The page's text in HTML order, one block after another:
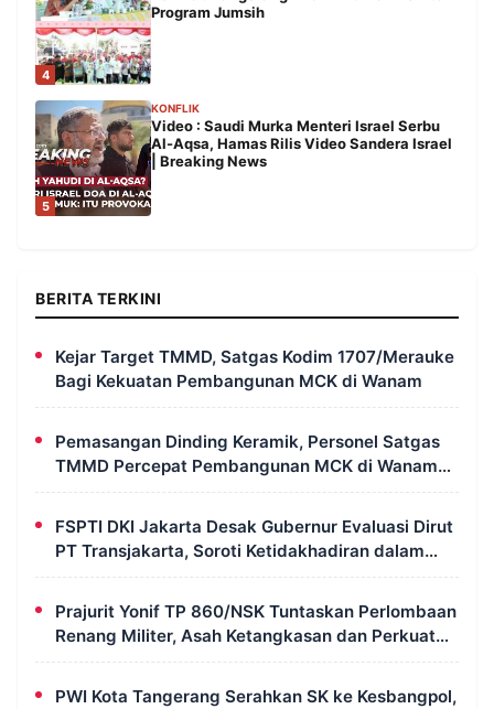
4
Program Jumsih
5
KONFLIK
Video : Saudi Murka Menteri Israel Serbu
Al-Aqsa, Hamas Rilis Video Sandera Israel
| Breaking News
BERITA TERKINI
Kejar Target TMMD, Satgas Kodim 1707/Merauke
Bagi Kekuatan Pembangunan MCK di Wanam
Pemasangan Dinding Keramik, Personel Satgas
TMMD Percepat Pembangunan MCK di Wanam
Merauke
FSPTI DKI Jakarta Desak Gubernur Evaluasi Dirut
PT Transjakarta, Soroti Ketidakhadiran dalam
Audiensi DPRD
Prajurit Yonif TP 860/NSK Tuntaskan Perlombaan
Renang Militer, Asah Ketangkasan dan Perkuat
Jiwa Korsa di Waropen
PWI Kota Tangerang Serahkan SK ke Kesbangpol,